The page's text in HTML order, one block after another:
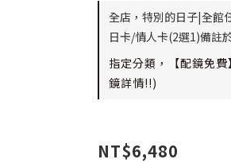
全店，特別的日子|全館
日卡/情人卡(2選1)備註
指定分類，【配鏡免
鏡詳情!!)
NT$6,480